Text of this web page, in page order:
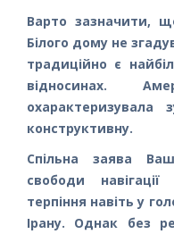
Варто зазначити,
Білого дому не
традиційно є
відносинах.
охарактеризувала
конструктивну.
Спільна заява
свободи
терпіння навіть у
Ірану. Однак без